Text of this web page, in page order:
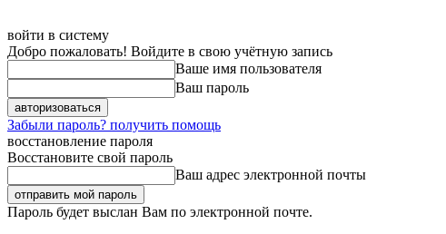
войти в систему
Добро пожаловать! Войдите в свою учётную запись
Ваше имя пользователя
Ваш пароль
Забыли пароль? получить помощь
восстановление пароля
Восстановите свой пароль
Ваш адрес электронной почты
Пароль будет выслан Вам по электронной почте.